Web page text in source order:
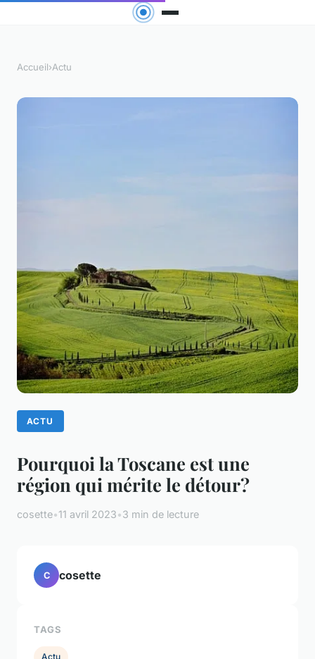
Accueil›Actu
ACTU
Pourquoi la Toscane est une
région qui mérite le détour?
cosette•11 avril 2023•3 min de lecture
C cosette
TAGS
Actu